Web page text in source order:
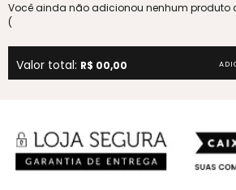
Você ainda não adicionou nenhum produto
(
Valor total: R$ 00,00